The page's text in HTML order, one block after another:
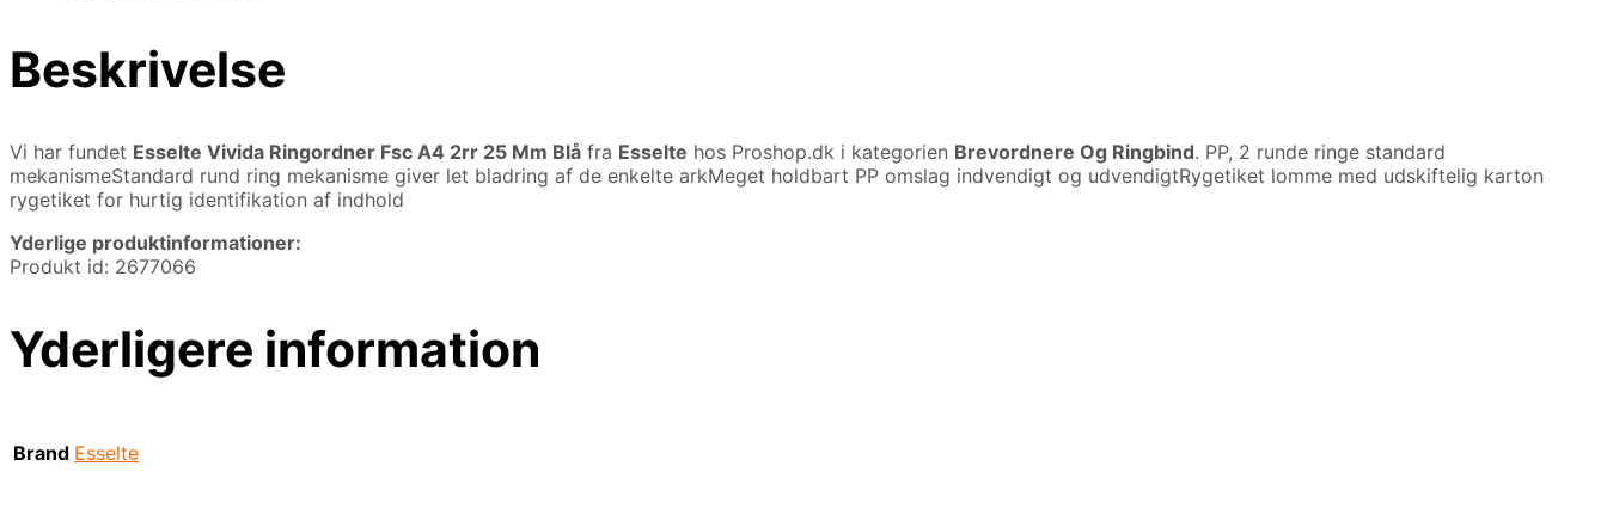
Beskrivelse
Vi har fundet Esselte Vivida Ringordner Fsc A4 2rr 25 Mm Blå fra Esselte hos Proshop.dk i kategorien Brevordnere Og Ringbind. PP, 2 runde ringe standard
mekanismeStandard rund ring mekanisme giver let bladring af de enkelte arkMeget holdbart PP omslag indvendigt og udvendigtRygetiket lomme med udskiftelig karton
rygetiket for hurtig identifikation af indhold
Yderlige produktinformationer:
Produkt id: 2677066
Yderligere information
Brand Esselte